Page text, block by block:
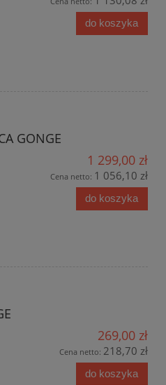
do koszyka
GONGE
1 299,00 zł
Cena netto: 1 056,10 zł
do koszyka
269,00 zł
Cena netto: 218,70 zł
do koszyka